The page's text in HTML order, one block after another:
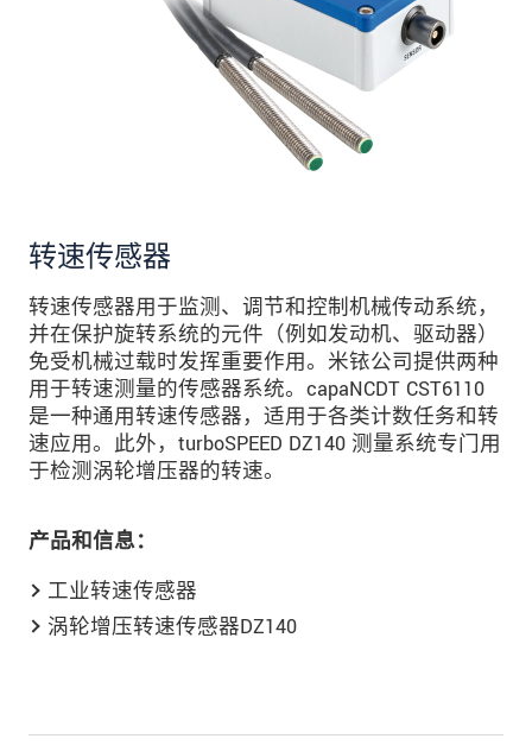
转速传感器
转速传感器用于监测、调节和控制机械传动系统，
并在保护旋转系统的元件（例如发动机、驱动器）
免受机械过载时发挥重要作用。米铱公司提供两种
用于转速测量的传感器系统。capaNCDT CST6110
是一种通用转速传感器，适用于各类计数任务和转
速应用。此外，turboSPEED DZ140 测量系统专门用
于检测涡轮增压器的转速。
产品和信息：
工业转速传感器
涡轮增压转速传感器DZ140
我们将对您的数据保密。请阅读我们的数据隐私